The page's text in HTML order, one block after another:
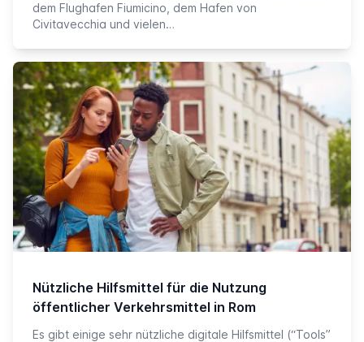
dem Flughafen Fiumicino, dem Hafen von
Civitavecchia und vielen…
Nützliche Hilfsmittel für die Nutzung
öffentlicher Verkehrsmittel in Rom
Es gibt einige sehr nützliche digitale Hilfsmittel (“Tools”